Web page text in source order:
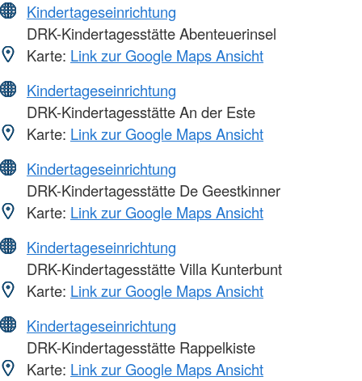
Kindertageseinrichtung
DRK-Kindertagesstätte Abenteuerinsel
Karte: Link zur Google Maps Ansicht
Kindertageseinrichtung
DRK-Kindertagesstätte An der Este
Karte: Link zur Google Maps Ansicht
Kindertageseinrichtung
DRK-Kindertagesstätte De Geestkinner
Karte: Link zur Google Maps Ansicht
Kindertageseinrichtung
DRK-Kindertagesstätte Villa Kunterbunt
Karte: Link zur Google Maps Ansicht
Kindertageseinrichtung
DRK-Kindertagesstätte Rappelkiste
Karte: Link zur Google Maps Ansicht